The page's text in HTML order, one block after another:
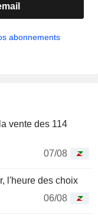
abonnements
vente des 114
07/08
l'heure des choix
06/08